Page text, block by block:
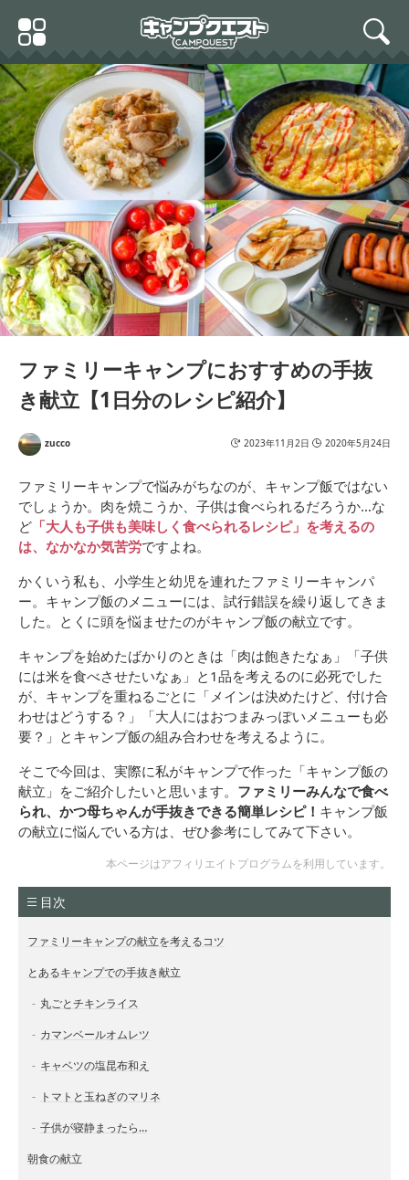
Primary
Menu
search
ファミリーキャンプにおすすめの手抜
き献立【1日分のレシピ紹介】
zucco 2023年11月2日 2020年5月24日
ファミリーキャンプで悩みがちなのが、キャンプ飯ではない
でしょうか。肉を焼こうか、子供は食べられるだろうか…な
ど 「大人も子供も美味しく食べられるレシピ」を考えるの
は、なかなか気苦労ですよね。
かくいう私も、小学生と幼児を連れたファミリーキャンパ
ー。キャンプ飯のメニューには、試行錯誤を繰り返してきま
した。とくに頭を悩ませたのがキャンプ飯の献立です。
キャンプを始めたばかりのときは「肉は飽きたなぁ」「子供
には米を食べさせたいなぁ」と1品を考えるのに必死でした
が、キャンプを重ねるごとに「メインは決めたけど、付け合
わせはどうする？」「大人にはおつまみっぽいメニューも必
要？」とキャンプ飯の組み合わせを考えるように。
そこで今回は、実際に私がキャンプで作った「キャンプ飯の
献立」をご紹介したいと思います。 ファミリーみんなで食べ
られ、かつ母ちゃんが手抜きできる簡単レシピ！ キャンプ飯
の献立に悩んでいる方は、ぜひ参考にしてみて下さい。
本ページはアフィリエイトプログラムを利用しています。
目次
ファミリーキャンプの献立を考えるコツ
とあるキャンプでの手抜き献立
丸ごとチキンライス
カマンベールオムレツ
キャベツの塩昆布和え
トマトと玉ねぎのマリネ
子供が寝静まったら…
朝食の献立
ソト(SOTO) ステンレスダ
ッチオーブン10インチセッ
ト(収納ケース・リッドリ
フター付き) 【特別セッ
ト】 ST-910YS
キャプテンスタッグ(CAPT
AIN STAG) キッチン用品
スキレット フライパン 20
cm UG-3028
雪印メグミルク 雪印北海
道100カマンベールチーズ
100g
【 IWANO × 燕三条 】 日
の食感が◎ 耳まで焼ける
上下取り外し可能 フッ素
樹脂加工 [ ホットサンドメ
トサンド アウトドア キャ
ンプ にも 2枚のフライパン
としても使用可能 片面フ
ラットで使いやすさ◎ 丸
洗いOK